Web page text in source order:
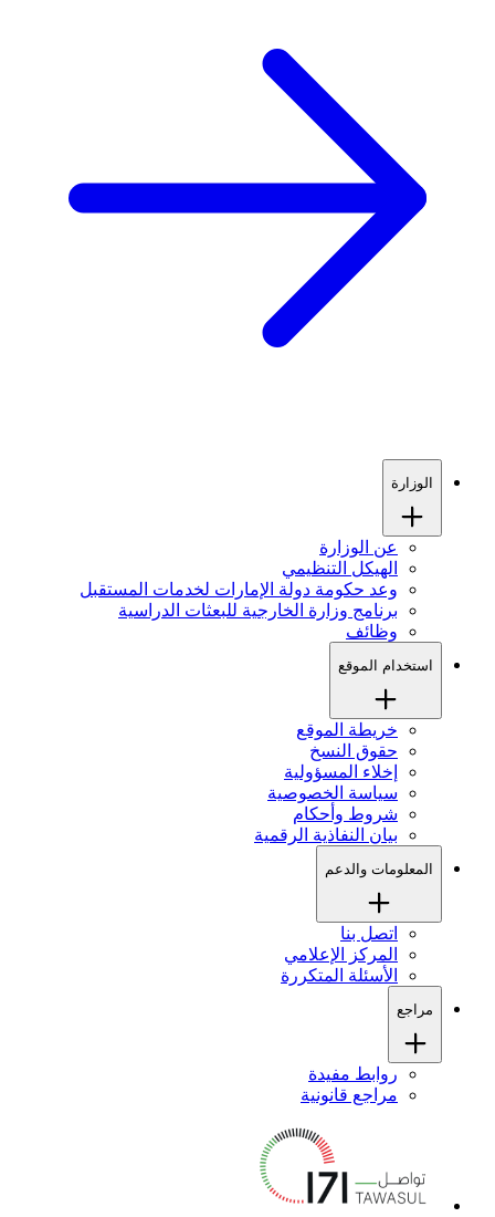
الوزارة
عن الوزارة
الهيكل التنظيمي
وعد حكومة دولة الإمارات لخدمات المستقبل
برنامج وزارة الخارجية للبعثات الدراسية
وظائف
استخدام الموقع
خريطة الموقع
حقوق النسخ
إخلاء المسؤولية
سياسة الخصوصية
شروط وأحكام
بيان النفاذية الرقمية
المعلومات والدعم
اتصل بنا
المركز الإعلامي
الأسئلة المتكررة
مراجع
روابط مفيدة
مراجع قانونية